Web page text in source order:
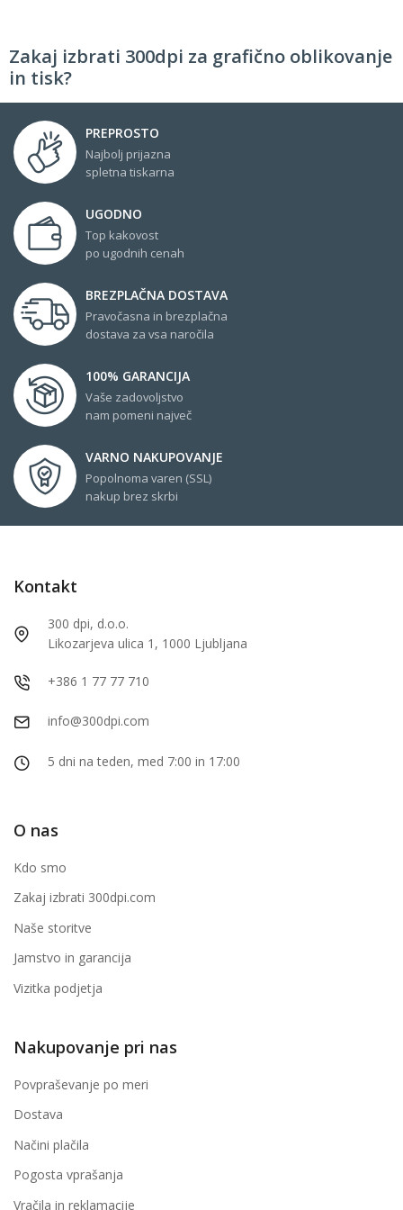
Zakaj izbrati 300dpi za grafično oblikovanje
in tisk?
PREPROSTO
Najbolj prijazna
spletna tiskarna
UGODNO
Top kakovost
po ugodnih cenah
BREZPLAČNA DOSTAVA
Pravočasna in brezplačna
dostava za vsa naročila
100% GARANCIJA
Vaše zadovoljstvo
nam pomeni največ
VARNO NAKUPOVANJE
Popolnoma varen (SSL)
nakup brez skrbi
Kontakt
300 dpi, d.o.o.
Likozarjeva ulica 1, 1000 Ljubljana
+386 1 77 77 710
info@300dpi.com
5 dni na teden, med 7:00 in 17:00
O nas
Kdo smo
Zakaj izbrati 300dpi.com
Naše storitve
Jamstvo in garancija
Vizitka podjetja
Nakupovanje pri nas
Povpraševanje po meri
Dostava
Načini plačila
Pogosta vprašanja
Vračila in reklamacije